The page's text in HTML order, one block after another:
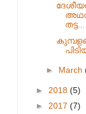
തട്ട...
► March
► 2018 (5)
► 2017 (7)